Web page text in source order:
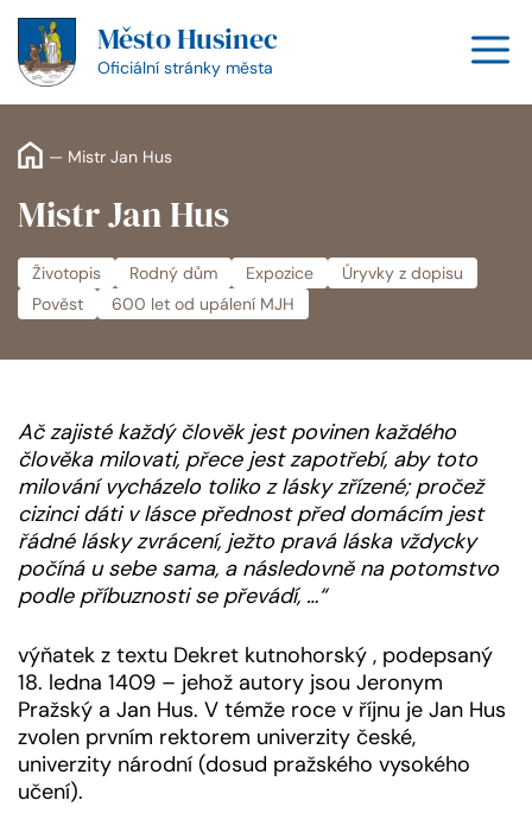
Přeskočit
obsah
Město Husinec
Oficiální stránky města
— Mistr Jan Hus
Mistr Jan Hus
Životopis Rodný dům Expozice
Úryvky z dopisu
Pověst
600 let od upálení MJH
Ač zajisté každý člověk jest povinen každého
člověka milovati, přece jest zapotřebí, aby toto
milování vycházelo toliko z lásky zřízené; pročež
cizinci dáti v lásce přednost před domácím jest
řádné lásky zvrácení, ježto pravá láska vždycky
počíná u sebe sama, a následovně na potomstvo
podle příbuznosti se převádí, …“
výňatek z textu Dekret kutnohorský , podepsaný
18. ledna 1409 – jehož autory jsou Jeronym
Pražský a Jan Hus. V témže roce v říjnu je Jan Hus
zvolen prvním rektorem univerzity české,
univerzity národní (dosud pražského vysokého
učení).